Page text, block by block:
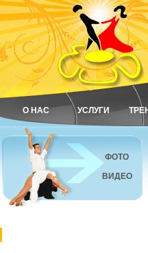
О НАС УСЛУГИ
ФОТО
ВИДЕО